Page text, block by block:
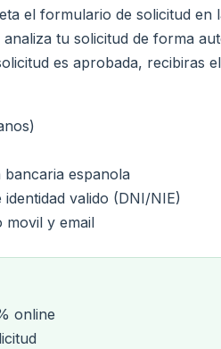
el formulario de solicitud en
analiza tu solicitud de forma
es aprobada, recibiras
espanola
valido (DNI/NIE)
movil y email
online